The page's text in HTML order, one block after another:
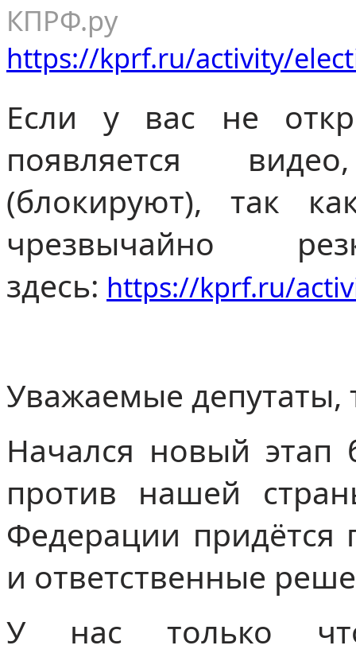
КПРФ.ру
https://kprf.ru/activity/
Если у вас не
появляется
(блокируют), так
чрезвычайно
здесь: https://kprf.ru/
Уважаемые
Начался новый
против нашей
Федерации
и ответственные
У нас только